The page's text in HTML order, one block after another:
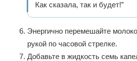
Как сказала, так и будет!”
Энергично перемешайте
рукой по часовой стрелке.
Добавьте в жидкость семь